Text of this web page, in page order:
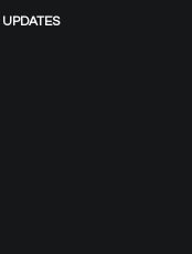
UPDATES